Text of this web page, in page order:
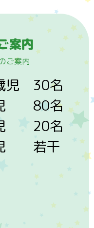
案内
ご案内
児 30名
80名
20名
若干